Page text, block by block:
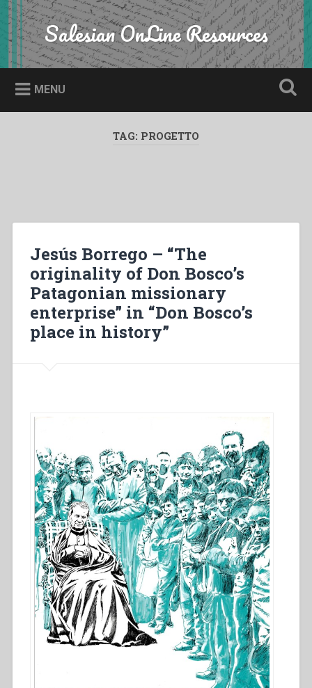
Skip
to
content
Search Salesian OnLine Resources
MENU
TAG: PROGETTO
Jesús Borrego – “The
originality of Don Bosco’s
Patagonian missionary
enterprise” in “Don Bosco’s
place in history”